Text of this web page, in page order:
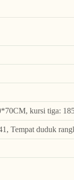
kursi tiga:
Tempat duduk